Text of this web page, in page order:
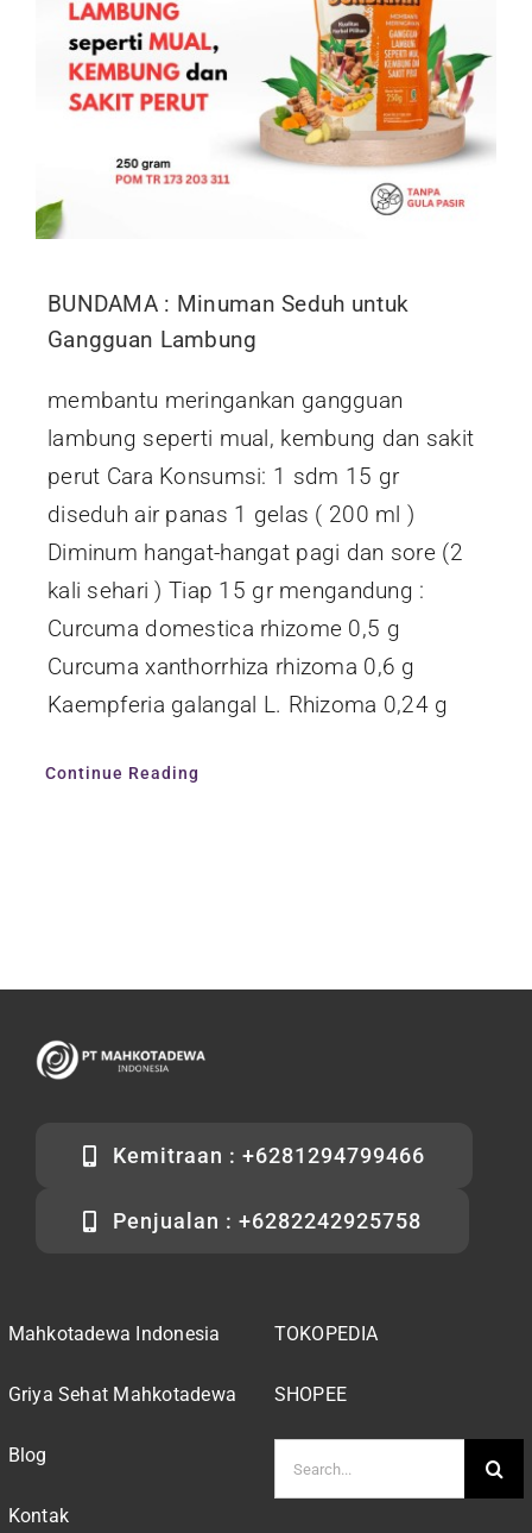
BUNDAMA : Minuman Seduh untuk
Gangguan Lambung
membantu meringankan gangguan
lambung seperti mual, kembung dan sakit
perut Cara Konsumsi: 1 sdm 15 gr
diseduh air panas 1 gelas ( 200 ml )
Diminum hangat-hangat pagi dan sore (2
kali sehari ) Tiap 15 gr mengandung :
Curcuma domestica rhizome 0,5 g
Curcuma xanthorrhiza rhizoma 0,6 g
Kaempferia galangal L. Rhizoma 0,24 g
Continue Reading
Kemitraan : +6281294799466
Penjualan : +6282242925758
Mahkotadewa Indonesia
Griya Sehat Mahkotadewa
Blog
Kontak
TOKOPEDIA
SHOPEE